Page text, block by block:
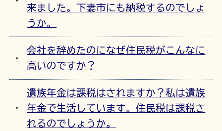
来ました。下妻市にも納税するのでしょ
うか。
会社を辞めたのになぜ住民税がこんなに
高いのですか？
遺族年金は課税はされますか？私は遺族
年金で生活しています。住民税は課税さ
れるのでしょうか。